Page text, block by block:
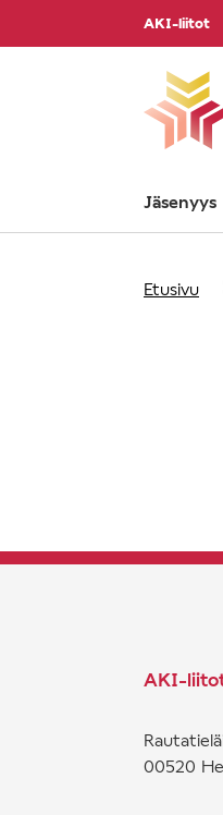
AKI-liitot
Jäsenyys
Etusivu
AKI-
00520